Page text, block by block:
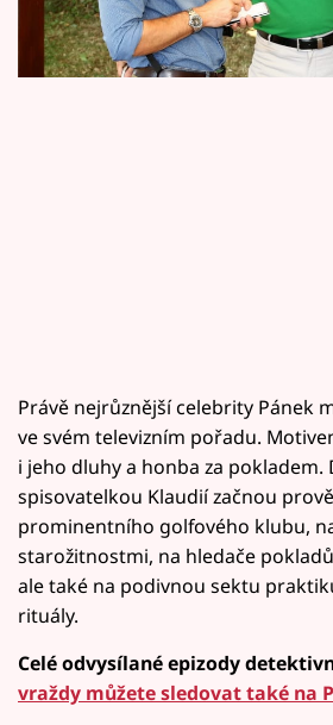
Sledujte prima+
Sledujte nás
Právě nejrůznější celebrity Pánek
ve svém televizním pořadu.
i jeho dluhy a honba za pokladem.
spisovatelkou Klaudií začnou
prominentního golfového klubu,
starožitnostmi, na hledače
ale také na podivnou sektu
rituály.
Celé odvysílané epizody
vraždy můžete sledovat také na